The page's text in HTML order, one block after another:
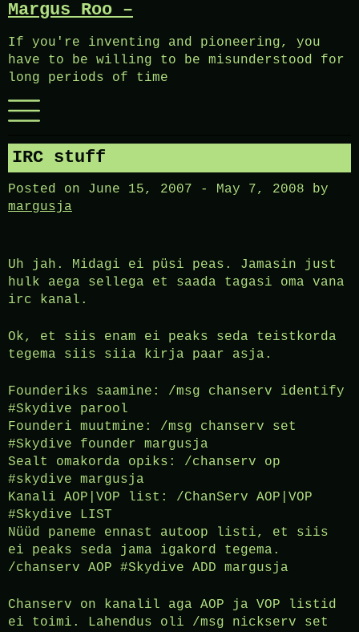
Skip
content
Margus Roo –
If you're inventing and pioneering, you
have to be willing to be misunderstood for
long periods of time
Menu
IRC stuff
Posted on June 15, 2007 - May 7, 2008 by
margusja
Uh jah. Midagi ei püsi peas. Jamasin just
hulk aega sellega et saada tagasi oma vana
irc kanal.
Ok, et siis enam ei peaks seda teistkorda
tegema siis siia kirja paar asja.
Founderiks saamine: /msg chanserv identify
#Skydive parool
Founderi muutmine: /msg chanserv set
#Skydive founder margusja
Sealt omakorda opiks: /chanserv op
#skydive margusja
Kanali AOP|VOP list: /ChanServ AOP|VOP
#Skydive LIST
Nüüd paneme ennast autoop listi, et siis
ei peaks seda jama igakord tegema.
/chanserv AOP #Skydive ADD margusja
Chanserv on kanalil aga AOP ja VOP listid
ei toimi. Lahendus oli /msg nickserv set